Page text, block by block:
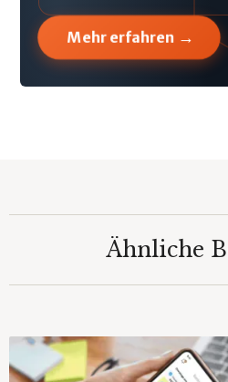
Mehr erfahren →
Ähnliche